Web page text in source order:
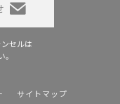
セルは
サイトマップ